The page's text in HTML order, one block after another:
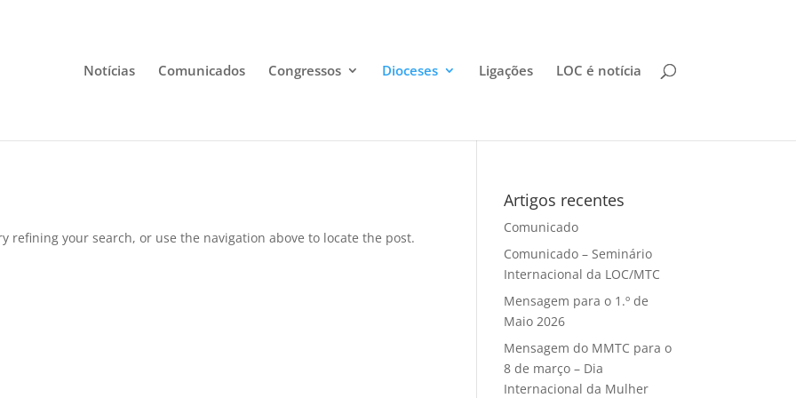
Notícias Comunicados Congressos Dioceses Ligações LOC é notícia
refining your search, or use the navigation above to locate the post.
Artigos recentes
Comunicado
Comunicado – Seminário
Internacional da LOC/MTC
Mensagem para o 1.º de
Maio 2026
Mensagem do MMTC para o
8 de março – Dia
Internacional da Mulher